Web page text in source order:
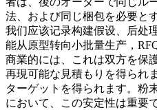
法、および同じ梱包を必要と
我们应该记录构建假设、后处
能从原型转向小批量生产，
商業的には、これは双方を保
再現可能な見積もりを得られ
ターゲットを得られます。粉
において、この安定性は重要